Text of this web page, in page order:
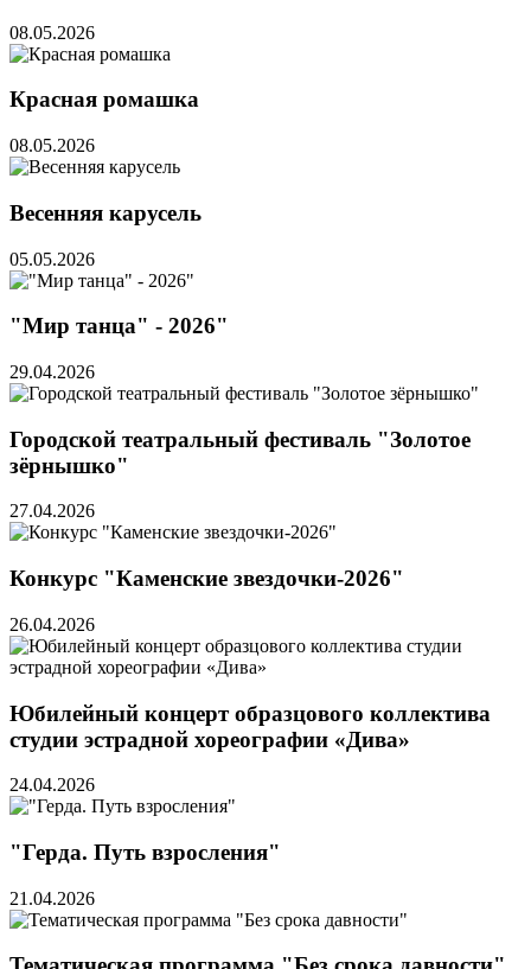
08.05.2026
Красная ромашка
08.05.2026
Весенняя карусель
05.05.2026
"Мир танца" - 2026"
29.04.2026
Городской театральный фестиваль "Золотое
зёрнышко"
27.04.2026
Конкурс "Каменские звездочки-2026"
26.04.2026
Юбилейный концерт образцового коллектива
студии эстрадной хореографии «Дива»
24.04.2026
"Герда. Путь взросления"
21.04.2026